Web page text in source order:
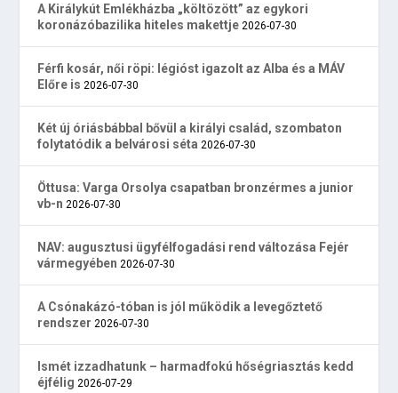
A Királykút Emlékházba „költözött” az egykori
koronázóbazilika hiteles makettje 2026-07-30
Férfi kosár, női röpi: légióst igazolt az Alba és a MÁV
Előre is 2026-07-30
Két új óriásbábbal bővül a királyi család, szombaton
folytatódik a belvárosi séta 2026-07-30
Öttusa: Varga Orsolya csapatban bronzérmes a junior
vb-n 2026-07-30
NAV: augusztusi ügyfélfogadási rend változása Fejér
vármegyében 2026-07-30
A Csónakázó-tóban is jól működik a levegőztető
rendszer 2026-07-30
Ismét izzadhatunk – harmadfokú hőségriasztás kedd
éjfélig 2026-07-29